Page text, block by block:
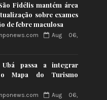
Fidélis mantém área
sobre exames
de febre maculosa
Aug 06,
passa a integrar
o Mapa do Turismo
Aug 06,